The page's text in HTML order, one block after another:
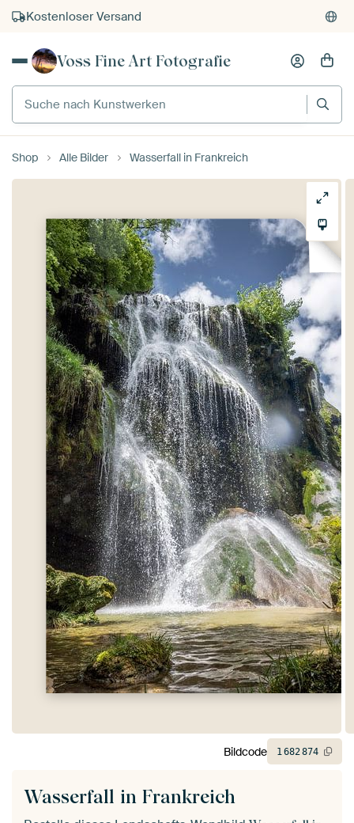
Kostenloser Versand
Kauf auf Rechnung
Voss Fine Art Fotografie
Suche nach Kunstwerken
Shop Alle Bilder Wasserfall in Frankreich
Wasserfall in Frankreich
Bildcode 1682874